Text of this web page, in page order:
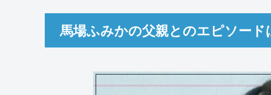
馬場ふみかの父親とのエピソード